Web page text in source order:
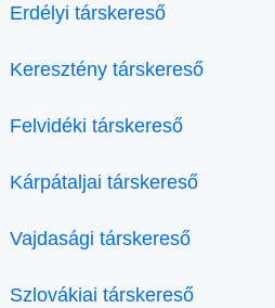
Erdélyi társkereső
Keresztény társkereső
Felvidéki társkereső
Kárpátaljai társkereső
Vajdasági társkereső
Szlovákiai társkereső